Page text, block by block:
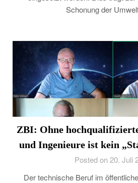
Schonung der
ZBI: Ohne
und Ingenieure ist kein
Posted on 20. Juli
Der technische Beruf im